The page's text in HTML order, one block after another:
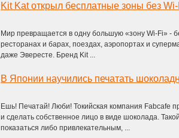
Kit Kat открыл бесплатные зоны без
Мир превращается в одну большую «зону Wi-Fi» -
ресторанах и барах, поездах, аэропортах и
даже Эвересте. Бренд Kit ...
В Японии научились печатать
Ешь! Печатай! Люби! Токийская компания Fabcafe
и сделать собственное лицо в виде шоколада.
показаться либо привлекательным, ...